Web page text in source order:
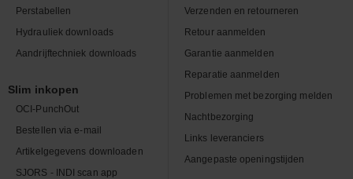
Perstabellen
Hydrauliek downloads
Aandrijftechniek downloads
Slim inkopen
OCI-PunchOut
Bestellen via e-mail
Artikelgegevens downloaden
SJORS - INDI scan app
Verzenden en retourneren
Retour aanmelden
Garantie aanmelden
Reparatie aanmelden
Problemen met bezorging melden
Nachtbezorging
Links leveranciers
Aangepaste openingstijden